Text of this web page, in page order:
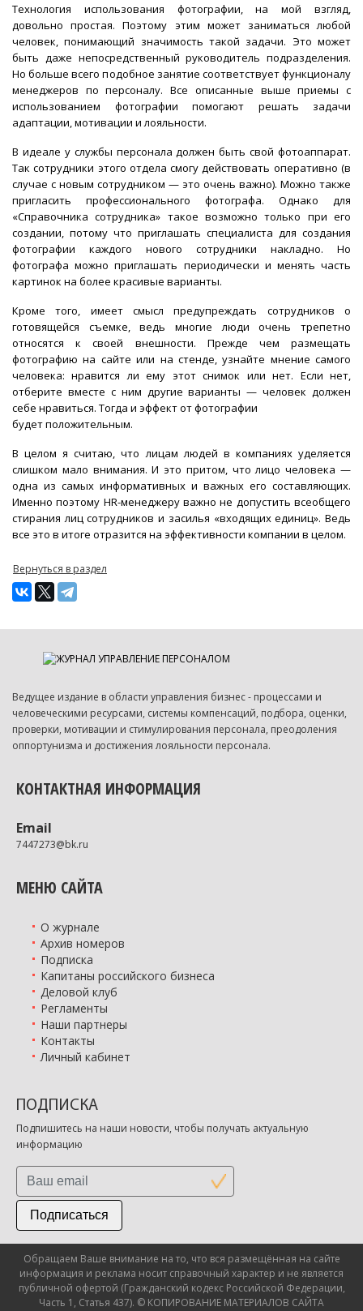
Технология использования фотографии, на мой взгляд,
довольно простая. Поэтому этим может заниматься любой
человек, понимающий значимость такой задачи. Это может
быть даже непосредственный руководитель подразделения.
Но больше всего подобное занятие соответствует функционалу
менеджеров по персоналу. Все описанные выше приемы с
использованием фотографии помогают решать задачи
адаптации, мотивации и лояльности.
В идеале у службы персонала должен быть свой фотоаппарат.
Так сотрудники этого отдела смогу действовать оперативно (в
случае с новым сотрудником — это очень важно). Можно также
пригласить профессионального фотографа. Однако для
«Справочника сотрудника» такое возможно только при его
создании, потому что приглашать специалиста для создания
фотографии каждого нового сотрудники накладно. Но
фотографа можно приглашать периодически и менять часть
картинок на более красивые варианты.
Кроме того, имеет смысл предупреждать сотрудников о
готовящейся съемке, ведь многие люди очень трепетно
относятся к своей внешности. Прежде чем размещать
фотографию на сайте или на стенде, узнайте мнение самого
человека: нравится ли ему этот снимок или нет. Если нет,
отберите вместе с ним другие варианты — человек должен
себе нравиться. Тогда и эффект от фотографии
будет положительным.
В целом я считаю, что лицам людей в компаниях уделяется
слишком мало внимания. И это притом, что лицо человека —
одна из самых информативных и важных его составляющих.
Именно поэтому HR-менеджеру важно не допустить всеобщего
стирания лиц сотрудников и засилья «входящих единиц». Ведь
все это в итоге отразится на эффективности компании в целом.
Вернуться в раздел
Ведущее издание в области управления бизнес - процессами и
человеческими ресурсами, системы компенсаций, подбора, оценки,
проверки, мотивации и стимулирования персонала, преодоления
оппортунизма и достижения лояльности персонала.
КОНТАКТНАЯ ИНФОРМАЦИЯ
Email
7447273@bk.ru
МЕНЮ САЙТА
О журнале
Архив номеров
Подписка
Капитаны российского бизнеса
Деловой клуб
Регламенты
Наши партнеры
Контакты
Личный кабинет
ПОДПИСКА
Подпишитесь на наши новости, чтобы получать актуальную
информацию
Подписаться
Обращаем Ваше внимание на то, что вся размещённая на сайте
информация и реклама носит справочный характер и не является
публичной офертой (Гражданский кодекс Российской Федерации,
Часть 1, Статья 437). © КОПИРОВАНИЕ МАТЕРИАЛОВ САЙТА